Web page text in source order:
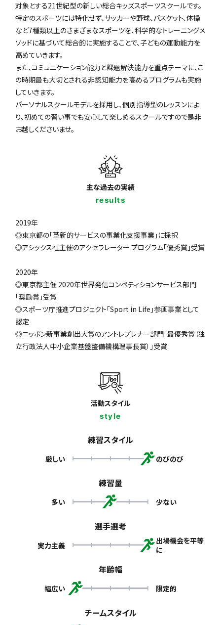
対象とする21世紀型の新しい総合キッズスポーツスクールです。
特定のスポーツには特化せず、サッカーや野球、バスケット、体操
など7種類以上のさまざまなスポーツを、科学的なトレーニングメ
ソッドに基づいて総合的に実施することで、子どもの運動能力を
高めていきます。
また、コミュニケーション能力と課題解決能力を重点テーマに、こ
の時期最も大切とされる非認知能力を高めるプログラムも実施
していきます。
パーソナルスクールモデルを採用し、個別指導型のレッスンによ
り、初めての習い事でも安心して楽しめるスクールですので是非
お越しくださいませ。
主な過去の実績
results
2019年
◎東京都の「革新的サービスの事業化支援事業」に採択
◎アシックス社主催のアクセラレーター プログラム「優秀賞」受賞
2020年
◎東京都主催 2020年世界発信コンペティションサービス部門
「奨励賞」受賞
◎スポーツ庁推進プロジェクト「Sport in Life」参画事業として
認定
◎ニッポン新事業創出大賞のアントレプレナー部門「最優秀賞（独
立行政法人中小企業基盤整備機構理事長賞）」受賞
活動スタイル
style
練習スタイル
厳しい のびのび
練習量
多い 少ない
選手選考
実力主義
出場機会を平等
に
年齢幅
幅広い 限定的
チームスタイル